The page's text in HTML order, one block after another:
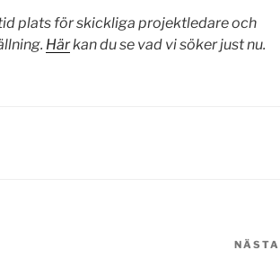
plats för skickliga projektledare och
Härkan du se vad vi söker just nu.
NÄSTA